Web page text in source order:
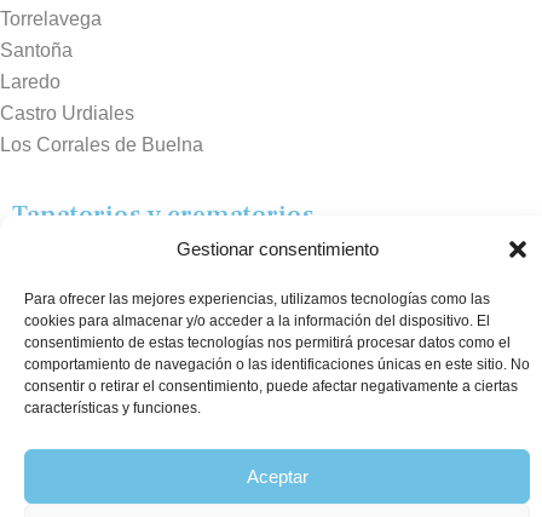
Gestionar consentimiento
Para ofrecer las mejores experiencias, utilizamos tecnologías como las
cookies para almacenar y/o acceder a la información del dispositivo. El
consentimiento de estas tecnologías nos permitirá procesar datos como el
comportamiento de navegación o las identificaciones únicas en este sitio. No
consentir o retirar el consentimiento, puede afectar negativamente a ciertas
características y funciones.
Aceptar
Torrelavega
Santoña
Laredo
Castro Urdiales
Los Corrales de Buelna
Tanatorios y crematorios
Sierrallana
Real Valle de Cayón
Laredo
Puente Viesgo
Crematorio Raos
©2026 Funeraria La Montañesa.